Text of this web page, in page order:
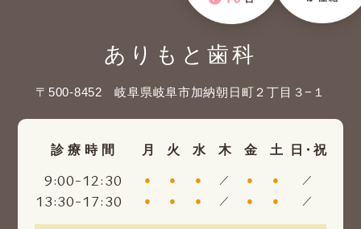
ありもと歯科
〒500-8452 岐阜県岐阜市加納朝日町２丁目３−１
診療時間 月 火 水 木 金 土 日・祝
9:00-12:30 ● ● ● ／ ● ● ／
13:30-17:30 ● ● ● ／ ● ● ／